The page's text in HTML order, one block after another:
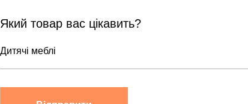
Який товар вас цікавить?